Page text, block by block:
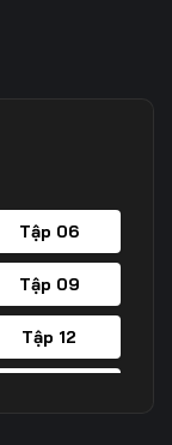
Tập 06
Tập 09
Tập 12